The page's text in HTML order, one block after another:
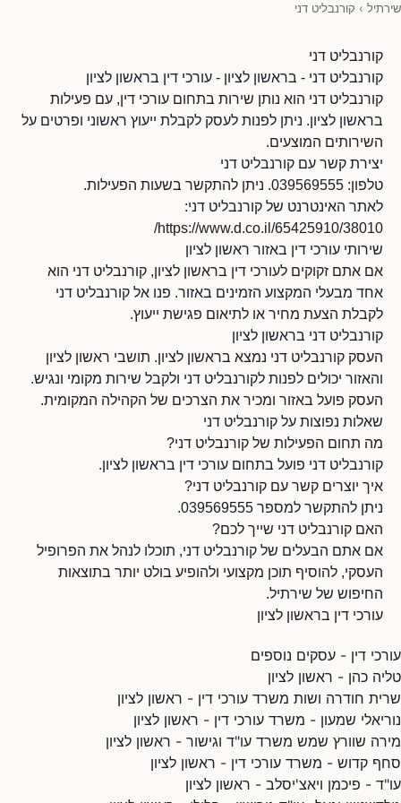
שירתיל › קורנבליט דני
קורנבליט דני
קורנבליט דני - בראשון לציון - עורכי דין בראשון לציון
קורנבליט דני הוא נותן שירות בתחום עורכי דין, עם פעילות
בראשון לציון. ניתן לפנות לעסק לקבלת ייעוץ ראשוני ופרטים על
השירותים המוצעים.
יצירת קשר עם קורנבליט דני
טלפון: 039569555. ניתן להתקשר בשעות הפעילות.
לאתר האינטרנט של קורנבליט דני:
https://www.d.co.il/65425910/38010/
שירותי עורכי דין באזור ראשון לציון
אם אתם זקוקים לעורכי דין בראשון לציון, קורנבליט דני הוא
אחד מבעלי המקצוע הזמינים באזור. פנו אל קורנבליט דני
לקבלת הצעת מחיר או לתיאום פגישת ייעוץ.
קורנבליט דני בראשון לציון
העסק קורנבליט דני נמצא בראשון לציון. תושבי ראשון לציון
והאזור יכולים לפנות לקורנבליט דני ולקבל שירות מקומי ונגיש.
העסק פועל באזור ומכיר את הצרכים של הקהילה המקומית.
שאלות נפוצות על קורנבליט דני
מה תחום הפעילות של קורנבליט דני?
קורנבליט דני פועל בתחום עורכי דין בראשון לציון.
איך יוצרים קשר עם קורנבליט דני?
ניתן להתקשר למספר 039569555.
האם קורנבליט דני שייך לכם?
אם אתם הבעלים של קורנבליט דני, תוכלו לנהל את הפרופיל
העסקי, להוסיף תוכן מקצועי ולהופיע בולט יותר בתוצאות
החיפוש של שירתיל.
עורכי דין בראשון לציון
עורכי דין - עסקים נוספים
טליה כהן - ראשון לציון
שרית חודרה ושות משרד עורכי דין - ראשון לציון
נוריאלי שמעון - משרד עורכי דין - ראשון לציון
מירה שוורץ שמש משרד עו"ד וגישור - ראשון לציון
סחף קדוש - משרד עורכי דין - ראשון לציון
עו"ד - פיכמן ויאצ'יסלב - ראשון לציון